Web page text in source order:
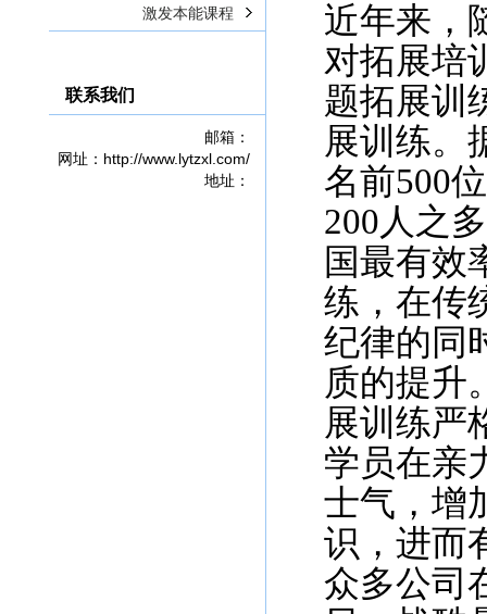
激发本能课程
联系我们
邮箱：
网址：http://www.lytzxl.com/
地址：
近年来，
对拓展培
题拓展训
展训练。
名前500
200人之
国最有效
练，在传
纪律的同
质的提升
展训练严
学员在亲
士气，增
识，进而
众多公司